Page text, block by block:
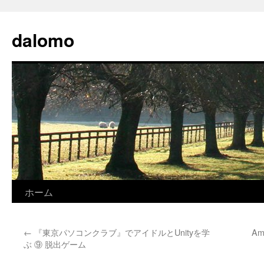
テ
ン
ス
キ
ッ
プ
dalomo
ホーム
← 『東京パソコンクラブ』でアイドルとUnityを学
ぶ ⑨ 脱出ゲーム